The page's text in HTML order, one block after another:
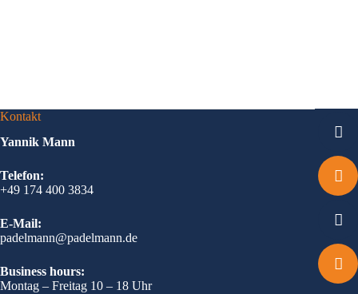
Kontakt
Yannik Mann
Telefon:
+49 174 400 3834
E-Mail:
padelmann@padelmann.de
Business hours:
Montag – Freitag 10 – 18 Uhr